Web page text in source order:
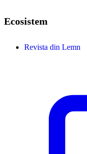
Ecosistem
Revista din Lemn